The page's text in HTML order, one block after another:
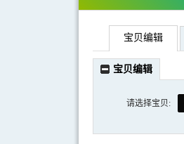
宝贝编辑
宝贝编辑
请选择宝贝: